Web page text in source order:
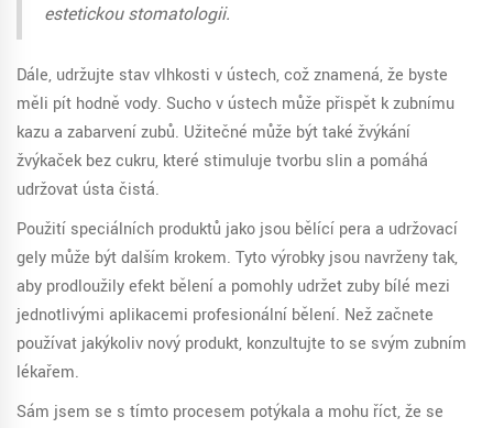
estetickou stomatologii.
Dále, udržujte stav vlhkosti v ústech, což znamená, že byste
měli pít hodně vody. Sucho v ústech může přispět k zubnímu
kazu a zabarvení zubů. Užitečné může být také žvýkání
žvýkaček bez cukru, které stimuluje tvorbu slin a pomáhá
udržovat ústa čistá.
Použití speciálních produktů jako jsou bělící pera a udržovací
gely může být dalším krokem. Tyto výrobky jsou navrženy tak,
aby prodloužily efekt bělení a pomohly udržet zuby bílé mezi
jednotlivými aplikacemi profesionální bělení. Než začnete
používat jakýkoliv nový produkt, konzultujte to se svým zubním
lékařem.
Sám jsem se s tímto procesem potýkala a mohu říct, že se